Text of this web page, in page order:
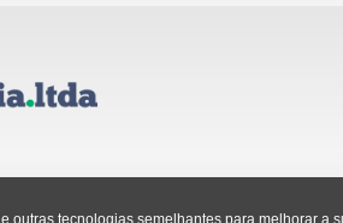
outras tecnologias semelhantes para melhorar